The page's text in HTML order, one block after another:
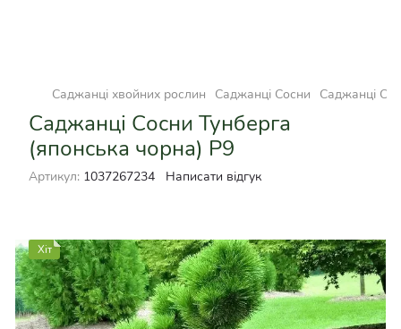
Саджанці хвойних рослин Саджанці Сосни Саджанці
Саджанці Сосни Тунберга
(японська чорна) Р9
Артикул: 1037267234 Написати відгук
Хіт